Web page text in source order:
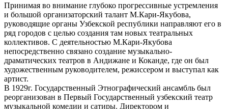
Принимая во внимание глубоко прогрессивные устремления
и большой организаторский талант М.Кари-Якубова,
руководящие органы Узбекской республики направляют его в
ряд городов с целью создания там новых театральных
коллективов. С деятельностью М.Кари-Якубова
непосредственно связано создание музыкально-
драматических театров в Андижане и Коканде, где он был
художественным руководителем, режиссером и выступал как
артист.
В 1929г. Государственный Этнографический ансамбль был
реорганизован в Первый Государственный узбекский театр
музыкальной комедии и сатиры. Директором и